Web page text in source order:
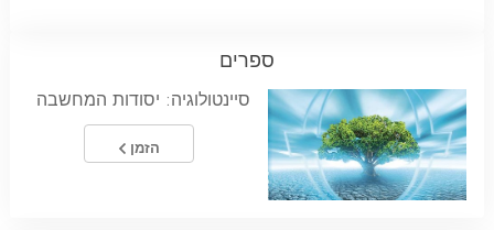
ספרים
סיינטולוגיה: יסודות המחשבה
הזמן